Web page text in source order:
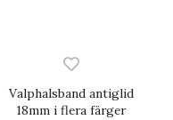
Valphalsband antiglid
18mm i flera färger